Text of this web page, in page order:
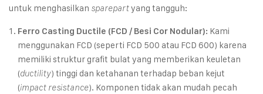
untuk menghasilkan sparepartyang tangguh:
Ferro Casting Ductile (FCD / Besi Cor Nodular): Kami
menggunakan FCD (seperti FCD 500 atau FCD 600) karena
memiliki struktur grafit bulat yang memberikan keuletan
(ductility) tinggi dan ketahanan terhadap beban kejut
(impact resistance). Komponen tidak akan mudah pecah